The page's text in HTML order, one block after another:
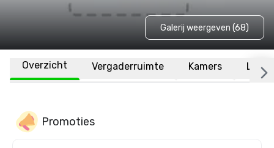
Galerij weergeven (68)
Overzicht Vergaderruimte Kamers
Promoties